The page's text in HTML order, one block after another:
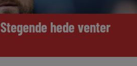
hede venter